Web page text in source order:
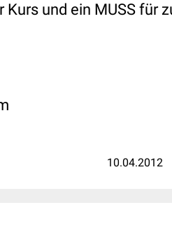
und ein MUSS für
10.04.2012